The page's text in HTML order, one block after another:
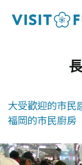
大受歡迎的市民
福岡的市民廚房